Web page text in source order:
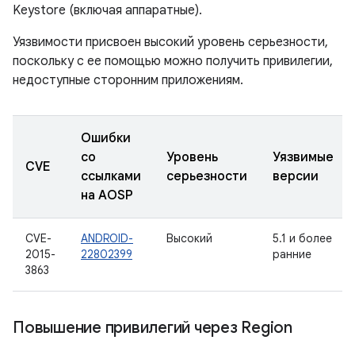
Keystore (включая аппаратные).
Уязвимости присвоен высокий уровень серьезности,
поскольку с ее помощью можно получить привилегии,
недоступные сторонним приложениям.
CVE
Ошибки
со
ссылками
на AOSP
Уровень
серьезности
Уязвимые
версии
CVE-
2015-
3863
ANDROID-
22802399
Высокий
5.1 и более
ранние
Повышение привилегий через Region